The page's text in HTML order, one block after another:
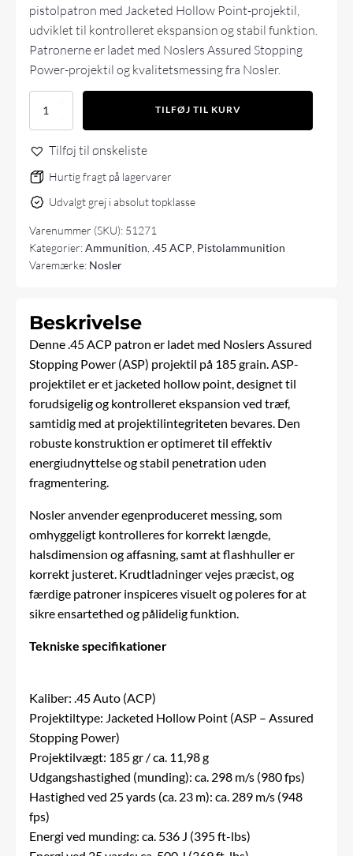
pistolpatron med Jacketed Hollow Point-projektil,
udviklet til kontrolleret ekspansion og stabil funktion.
Patronerne er ladet med Noslers Assured Stopping
Power-projektil og kvalitetsmessing fra Nosler.
Nosler
ACP
185gr
ASP
(50
stk)
antal
TILFØJ TIL KURV
Tilføj til ønskeliste
Hurtig fragt på lagervarer
Udvalgt grej i absolut topklasse
Varenummer (SKU): 51271
Kategorier:Ammunition ,.45 ACP Pistolammunition
Varemærke: Nosler
Beskrivelse
Denne .45 ACP patron er ladet med Noslers Assured
Stopping Power (ASP) projektil på 185 grain. ASP-
projektilet er et jacketed hollow point, designet til
forudsigelig og kontrolleret ekspansion ved træf,
samtidig med at projektilintegriteten bevares. Den
robuste konstruktion er optimeret til effektiv
energiudnyttelse og stabil penetration uden
fragmentering.
Nosler anvender egenproduceret messing, som
omhyggeligt kontrolleres for korrekt længde,
halsdimension og affasning, samt at flashhuller er
korrekt justeret. Krudtladninger vejes præcist, og
færdige patroner inspiceres visuelt og poleres for at
sikre ensartethed og pålidelig funktion.
Tekniske specifikationer
Kaliber: .45 Auto (ACP)
Projektiltype: Jacketed Hollow Point (ASP – Assured
Stopping Power)
Projektilvægt: 185 gr / ca. 11,98 g
Udgangshastighed (munding): ca. 298 m/s (980 fps)
Hastighed ved 25 yards (ca. 23 m): ca. 289 m/s (948
fps)
Energi ved munding: ca. 536 J (395 ft-lbs)